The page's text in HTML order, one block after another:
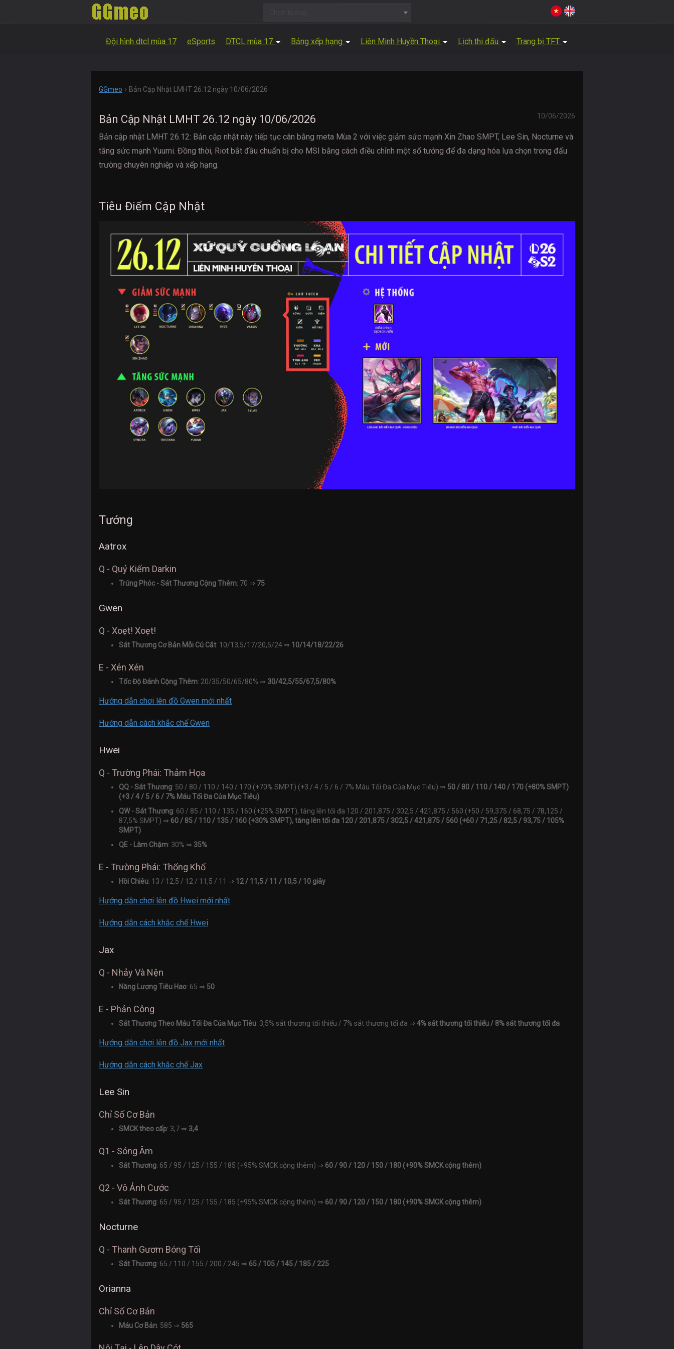
Đội hình dtcl mùa 17 eSports DTCL mùa 17 Bảng xếp hạng Liên Minh Huyền Thoại Lịch thi đấu Trang bị TFT
GGmeo › Bản Cập Nhật LMHT 26.12 ngày 10/06/2026
Bản Cập Nhật LMHT 26.12 ngày 10/06/2026 10/06/2026
Bản cập nhật LMHT 26.12: Bản cập nhật này tiếp tục cân bằng meta Mùa 2 với việc giảm sức mạnh Xin Zhao SMPT, Lee Sin, Nocturne và
tăng sức mạnh Yuumi. Đồng thời, Riot bắt đầu chuẩn bị cho MSI bằng cách điều chỉnh một số tướng để đa dạng hóa lựa chọn trong đấu
trường chuyên nghiệp và xếp hạng.
Tiêu Điểm Cập Nhật
Tướng
Aatrox
Q - Quỷ Kiếm Darkin
Trúng Phóc - Sát Thương Cộng Thêm: 70 ⇒ 75
Gwen
Q - Xoẹt! Xoẹt!
Sát Thương Cơ Bản Mỗi Cú Cắt: 10/13,5/17/20,5/24 ⇒ 10/14/18/22/26
E - Xén Xén
Tốc Độ Đánh Cộng Thêm: 20/35/50/65/80% ⇒ 30/42,5/55/67,5/80%
Hướng dẫn chơi lên đồ Gwen mới nhất
Hướng dẫn cách khắc chế Gwen
Hwei
Q - Trường Phái: Thảm Họa
QQ - Sát Thương: 50 / 80 / 110 / 140 / 170 (+70% SMPT) (+3 / 4 / 5 / 6 / 7% Máu Tối Đa Của Mục Tiêu) ⇒ 50 / 80 / 110 / 140 / 170 (+80% SMPT)
(+3 / 4 / 5 / 6 / 7% Máu Tối Đa Của Mục Tiêu)
QW - Sát Thương: 60 / 85 / 110 / 135 / 160 (+25% SMPT), tăng lên tối đa 120 / 201,875 / 302,5 / 421,875 / 560 (+50 / 59,375 / 68,75 / 78,125 /
87,5% SMPT) ⇒ 60 / 85 / 110 / 135 / 160 (+30% SMPT), tăng lên tối đa 120 / 201,875 / 302,5 / 421,875 / 560 (+60 / 71,25 / 82,5 / 93,75 / 105%
SMPT)
QE - Làm Chậm: 30% ⇒ 35%
E - Trường Phái: Thống Khổ
Hồi Chiêu: 13 / 12,5 / 12 / 11,5 / 11 ⇒ 12 / 11,5 / 11 / 10,5 / 10 giây
Hướng dẫn chơi lên đồ Hwei mới nhất
Hướng dẫn cách khắc chế Hwei
Jax
Q - Nhảy Và Nện
Năng Lượng Tiêu Hao: 65 ⇒ 50
E - Phản Công
Sát Thương Theo Máu Tối Đa Của Mục Tiêu: 3,5% sát thương tối thiểu / 7% sát thương tối đa ⇒ 4% sát thương tối thiểu / 8% sát thương tối đa
Hướng dẫn chơi lên đồ Jax mới nhất
Hướng dẫn cách khắc chế Jax
Lee Sin
Chỉ Số Cơ Bản
SMCK theo cấp: 3,7 ⇒ 3,4
Q1 - Sóng Âm
Sát Thương: 65 / 95 / 125 / 155 / 185 (+95% SMCK cộng thêm) ⇒ 60 / 90 / 120 / 150 / 180 (+90% SMCK cộng thêm)
Q2 - Vô Ảnh Cước
Sát Thương: 65 / 95 / 125 / 155 / 185 (+95% SMCK cộng thêm) ⇒ 60 / 90 / 120 / 150 / 180 (+90% SMCK cộng thêm)
Nocturne
Q - Thanh Gươm Bóng Tối
Sát Thương: 65 / 110 / 155 / 200 / 245 ⇒ 65 / 105 / 145 / 185 / 225
Orianna
Chỉ Số Cơ Bản
Máu Cơ Bản: 585 ⇒ 565